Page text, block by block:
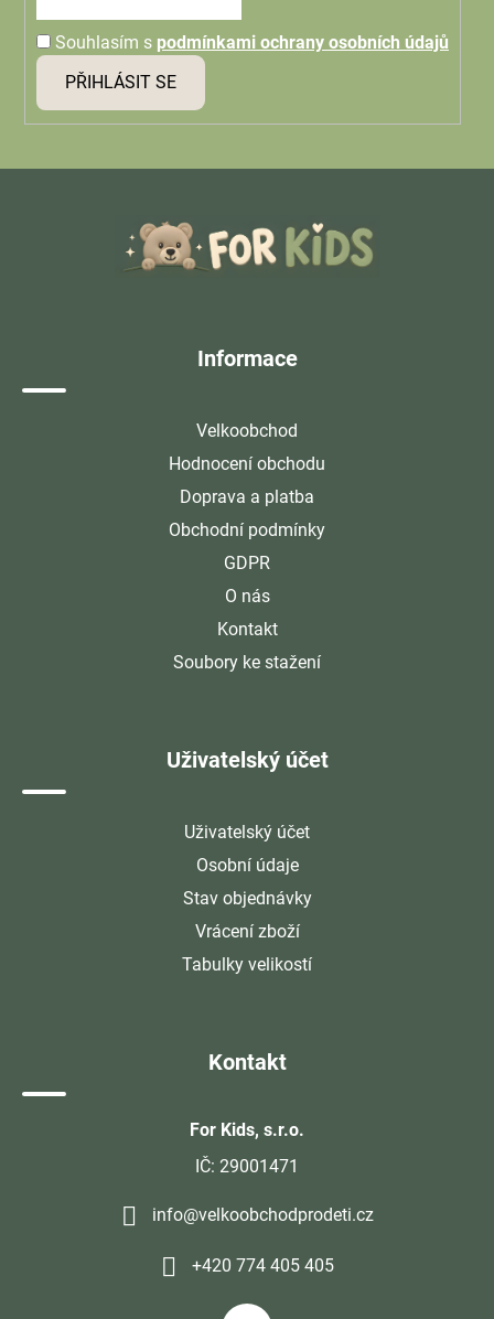
Souhlasím s podmínkami ochrany osobních údajů
PŘIHLÁSIT SE
Informace
Velkoobchod
Hodnocení obchodu
Doprava a platba
Obchodní podmínky
GDPR
O nás
Kontakt
Soubory ke stažení
Uživatelský účet
Uživatelský účet
Osobní údaje
Stav objednávky
Vrácení zboží
Tabulky velikostí
Kontakt
For Kids, s.r.o.
IČ: 29001471
info@velkoobchodprodeti.cz
+420 774 405 405